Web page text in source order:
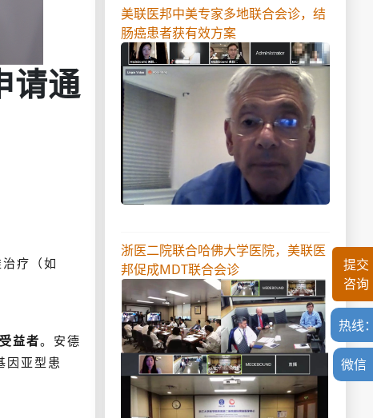
请通
疗（如
益者。安德
因亚型患
美联医邦中美专家多地联合会诊，结
肠癌患者获有效方案
浙医二院联合哈佛大学医院，美联医
邦促成MDT联合会诊
热线
微信
提交
咨询